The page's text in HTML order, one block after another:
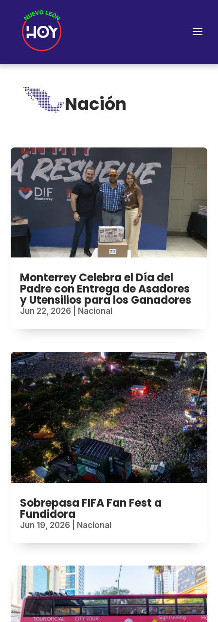
Nación
Monterrey Celebra el Día del
Padre con Entrega de Asadores
y Utensilios para los Ganadores
Jun 22, 2026 Nacional
Sobrepasa FIFA Fan Fest a
Fundidora
Jun 19, 2026 Nacional